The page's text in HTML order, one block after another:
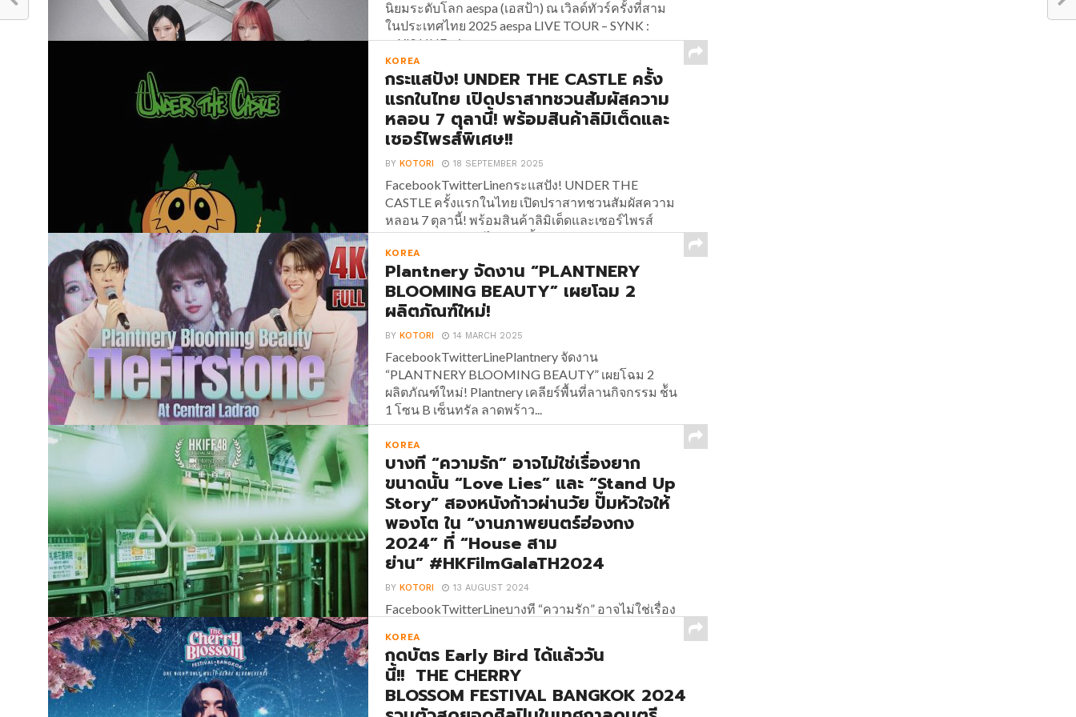
นิยมระดับโลก aespa (เอสป้า) ณ เวิลด์ทัวร์ครั้งที่สาม
ในประเทศไทย 2025 aespa LIVE TOUR – SYNK :
aeXIS LINE – in...
KOREA
กระแสปัง! UNDER THE CASTLE ครั้ง
แรกในไทย เปิดปราสาทชวนสัมผัสความ
หลอน 7 ตุลานี้! พร้อมสินค้าลิมิเต็ดและ
เซอร์ไพรส์พิเศษ!!
BYKOTORI 18 SEPTEMBER 2025
FacebookTwitterLineกระแสปัง! UNDER THE
CASTLE ครั้งแรกในไทย เปิดปราสาทชวนสัมผัสความ
หลอน 7 ตุลานี้! พร้อมสินค้าลิมิเต็ดและเซอร์ไพรส์
พิเศษ!! กระแสแรงไม่หยุด ตั้งแต่ UNDER THE
CASTLE ประกาศเปิดประตูปราสาทชวนสัมผัสความ
หลอน อีเวนต์ต้อนรับฮาโลวีนครั้งแรกใน
ประเทศไทย!!...
KOREA
Plantnery จัดงาน “PLANTNERY
BLOOMING BEAUTY” เผยโฉม 2
ผลิตภัณฑ์ใหม่!
BYKOTORI 14 MARCH 2025
FacebookTwitterLinePlantnery จัดงาน
“PLANTNERY BLOOMING BEAUTY” เผยโฉม 2
ผลิตภัณฑ์ใหม่! Plantnery เคลียร์พื้นที่ลานกิจกรรม ช้ัน
1 โซน B เซ็นทรัล ลาดพร้าว...
KOREA
บางที “ความรัก” อาจไม่ใช่เรื่องยาก
ขนาดนั้น “Love Lies” และ “Stand Up
Story” สองหนังก้าวผ่านวัย ปั๊มหัวใจให้
พองโต ใน “งานภาพยนตร์ฮ่องกง
2024” ที่ “House สาม
ย่าน” #HKFilmGalaTH2024
BYKOTORI 13 AUGUST 2024
FacebookTwitterLineบางที “ความรัก” อาจไม่ใช่เรื่อง
หนังก้าวผ่านวัย ปั๊มหัวใจให้พองโต ใน “งานภาพยนตร์
ฮ่องกง 2024” ที่ “House สาม
ย่าน” #HKFilmGalaTH2024 นอกเหนือจากหนังดุเข้ม
เต็มแม็กซ์แล้ว “งานภาพยนตร์ฮ่องกง 2024” (Hong
KOREA
กดบัตร Early Bird ได้แล้ววัน
นี้!! THE CHERRY
BLOSSOM FESTIVAL BANGKOK 2024